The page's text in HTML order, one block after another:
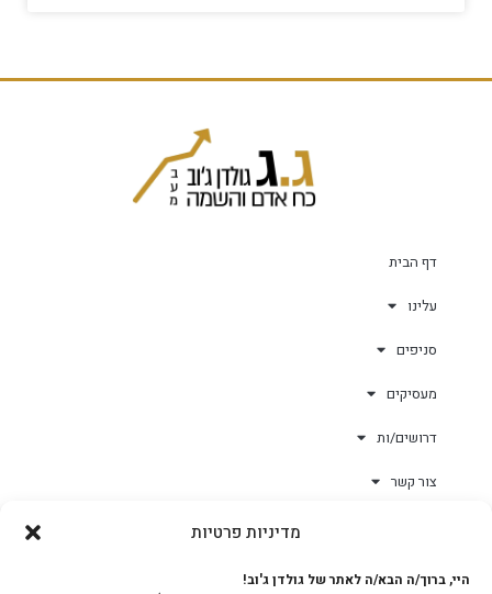
מדיניות פרטיות
היי, ברוך/ה הבא/ה לאתר של גולדן ג'וב!
דף הבית
עלינו
סניפים
מעסיקים
דרושים/ות
צור קשר